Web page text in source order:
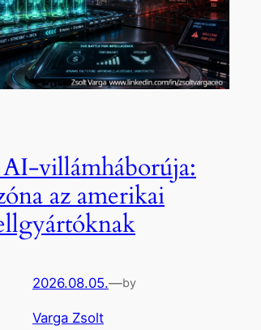
villámháborúja:
az amerikai
2026.08.05.—by
Varga Zsolt